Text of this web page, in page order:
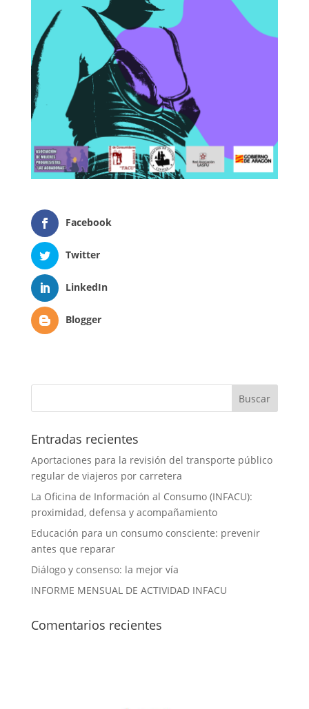
Facebook
Twitter
LinkedIn
Blogger
Entradas recientes
Aportaciones para la revisión del transporte público
regular de viajeros por carretera
La Oficina de Información al Consumo (INFACU):
proximidad, defensa y acompañamiento
Educación para un consumo consciente: prevenir
antes que reparar
Diálogo y consenso: la mejor vía
INFORME MENSUAL DE ACTIVIDAD INFACU
Comentarios recientes